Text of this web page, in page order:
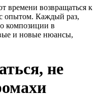
времени возвращаться к
с опытом. Каждый раз,
композиции в
и новые нюансы,
не